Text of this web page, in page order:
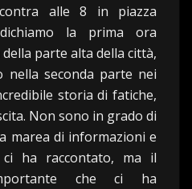
alle 8 in piazza
la prima ora
parte alta della città,
nella seconda parte nei
storia di fatiche,
Non sono in grado di
marea di informazioni e
ha raccontato, ma il
che ci ha